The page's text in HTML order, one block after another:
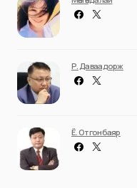
Р. Даваадорж
Ё. Отгонбаяр